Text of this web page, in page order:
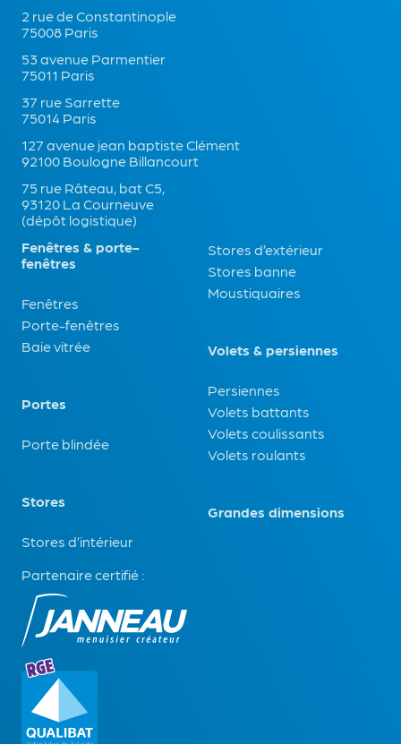
2 rue de Constantinople
75008 Paris
53 avenue Parmentier
75011 Paris
37 rue Sarrette
75014 Paris
127 avenue jean baptiste Clément
92100 Boulogne Billancourt
75 rue Râteau, bat C5,
93120 La Courneuve
(dépôt logistique)
Fenêtres & porte-
fenêtres
Fenêtres
Porte-fenêtres
Baie vitrée
Portes
Porte blindée
Stores
Stores d’intérieur
Stores d’extérieur
Stores banne
Moustiquaires
Volets & persiennes
Persiennes
Volets battants
Volets coulissants
Volets roulants
Grandes dimensions
Partenaire certifié :